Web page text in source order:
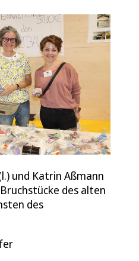
und Katrin Aßmann
des alten
des